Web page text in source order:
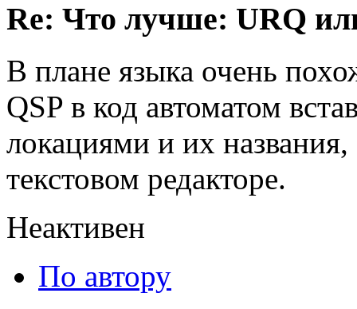
Re: Что лучше: URQ
В плане языка очень
QSP в код автоматом
локациями и их
текстовом редакторе.
Неактивен
По автору